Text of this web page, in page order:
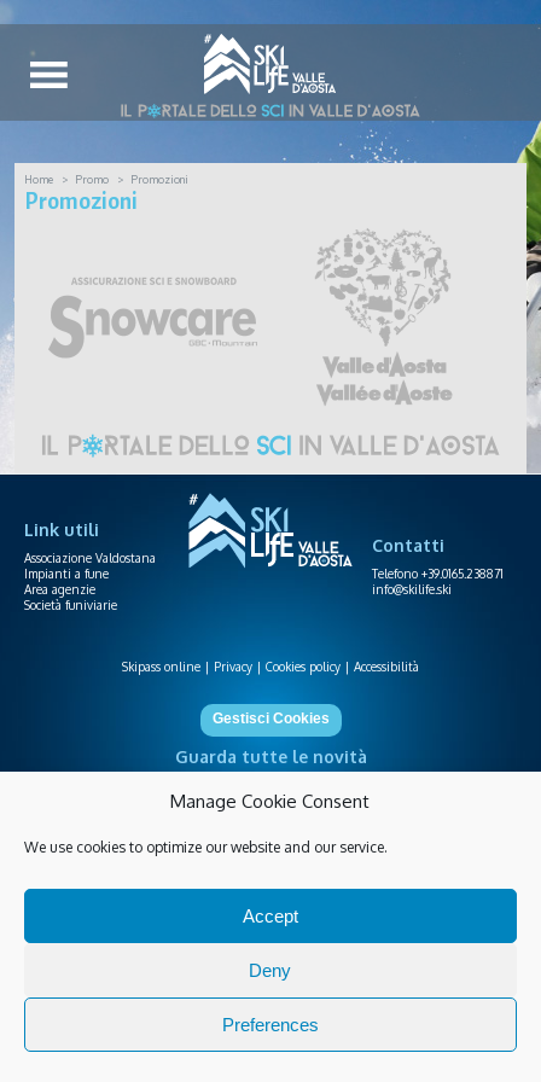
Manage Cookie Consent
We use cookies to optimize our website and our service.
Accept
Deny
Preferences
Home Promo Promozioni
Promozioni
Link utili
Associazione Valdostana
Impianti a fune
Area agenzie
Società funiviarie
Contatti
Telefono +39.0165.238871
info@skilife.ski
Skipass online Privacy Cookies policy Accessibilità
Guarda tutte le novità
Gestisci Cookies